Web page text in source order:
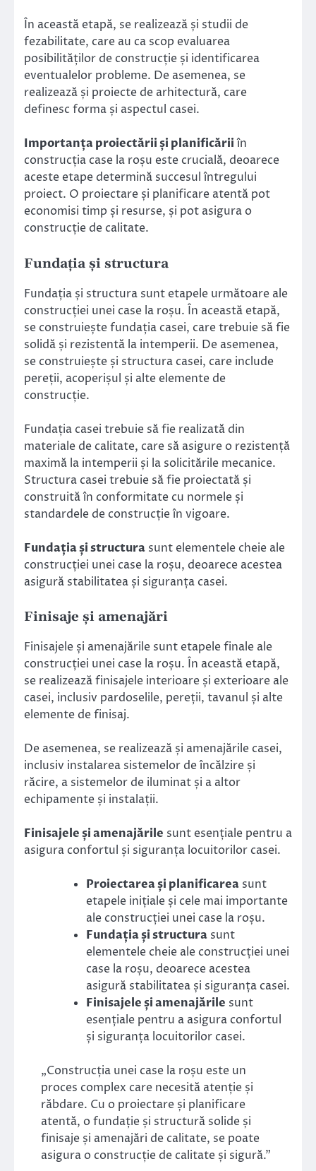
În această etapă, se realizează și studii de
fezabilitate, care au ca scop evaluarea
posibilităților de construcție și identificarea
eventualelor probleme. De asemenea, se
realizează și proiecte de arhitectură, care
definesc forma și aspectul casei.
Importanța proiectării și planificăriiîn
construcția case la roșu este crucială, deoarece
aceste etape determină succesul întregului
proiect. O proiectare și planificare atentă pot
economisi timp și resurse, și pot asigura o
construcție de calitate.
Fundația și structura
Fundația și structura sunt etapele următoare ale
construcției unei case la roșu. În această etapă,
se construiește fundația casei, care trebuie să fie
solidă și rezistentă la intemperii. De asemenea,
se construiește și structura casei, care include
pereții, acoperișul și alte elemente de
construcție.
Fundația casei trebuie să fie realizată din
materiale de calitate, care să asigure o rezistență
maximă la intemperii și la solicitările mecanice.
Structura casei trebuie să fie proiectată și
construită în conformitate cu normele și
standardele de construcție în vigoare.
Fundația și structura sunt elementele cheie ale
construcției unei case la roșu, deoarece acestea
asigură stabilitatea și siguranța casei.
Finisaje și amenajări
Finisajele și amenajările sunt etapele finale ale
construcției unei case la roșu. În această etapă,
se realizează finisajele interioare și exterioare ale
casei, inclusiv pardoselile, pereții, tavanul și alte
elemente de finisaj.
De asemenea, se realizează și amenajările casei,
inclusiv instalarea sistemelor de încălzire și
răcire, a sistemelor de iluminat și a altor
echipamente și instalații.
Finisajele și amenajările sunt esențiale pentru a
asigura confortul și siguranța locuitorilor casei.
Proiectarea și planificarea sunt
etapele inițiale și cele mai importante
ale construcției unei case la roșu.
Fundația și structura sunt
elementele cheie ale construcției unei
case la roșu, deoarece acestea
asigură stabilitatea și siguranța casei.
Finisajele și amenajările sunt
esențiale pentru a asigura confortul
și siguranța locuitorilor casei.
„Construcția unei case la roșu este un
proces complex care necesită atenție și
răbdare. Cu o proiectare și planificare
atentă, o fundație și structură solide și
finisaje și amenajări de calitate, se poate
asigura o construcție de calitate și sigură.”